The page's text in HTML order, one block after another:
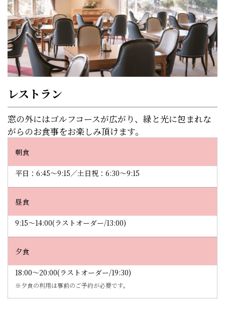
レストラン
窓の外にはゴルフコースが広がり、緑と光に包まれな
がらのお食事をお楽しみ頂けます。
朝食
平日：6:45～9:15／土日祝：6:30～9:15
昼食
9:15～14:00(ラストオーダー/13:00)
夕食
18:00～20:00(ラストオーダー/19:30)
※夕食の利用は事前のご予約が必要です。